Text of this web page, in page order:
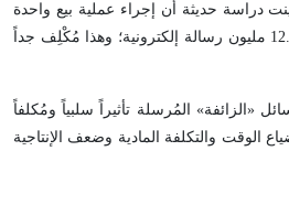
دراسة حديثة أن إجراء عملية بيع واحدة
باستخدامه تحتاج إلى إرسال 12.5 مليون رسالة إلكترونية؛ وهذا مُكْلِف جداً
«الزائفة» المُرسلة تأثيراً سلبياً ومُكلفاً
الوقت والتكلفة المادية وضعف الإنتاجية